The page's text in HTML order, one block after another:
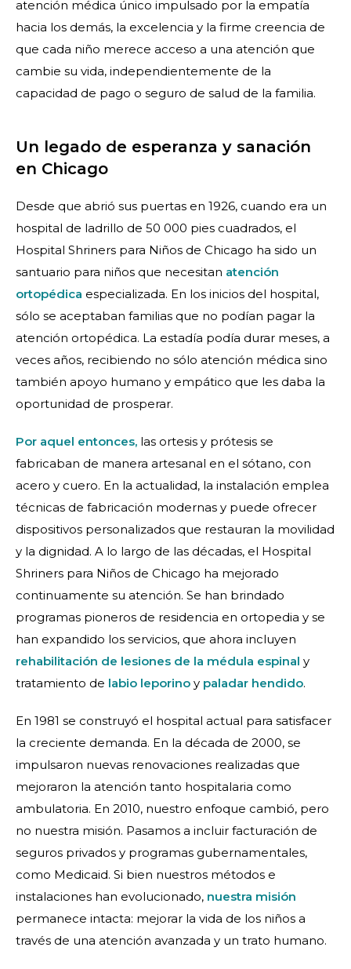
atención médica único impulsado por la empatía
hacia los demás, la excelencia y la firme creencia de
que cada niño merece acceso a una atención que
cambie su vida, independientemente de la
capacidad de pago o seguro de salud de la familia.
Un legado de esperanza y sanación
en Chicago
Desde que abrió sus puertas en 1926, cuando era un
hospital de ladrillo de 50 000 pies cuadrados, el
Hospital Shriners para Niños de Chicago ha sido un
santuario para niños que necesitan atención
ortopédica especializada. En los inicios del hospital,
sólo se aceptaban familias que no podían pagar la
atención ortopédica. La estadía podía durar meses, a
veces años, recibiendo no sólo atención médica sino
también apoyo humano y empático que les daba la
oportunidad de prosperar.
Por aquel entonces, las ortesis y prótesis se
fabricaban de manera artesanal en el sótano, con
acero y cuero. En la actualidad, la instalación emplea
técnicas de fabricación modernas y puede ofrecer
dispositivos personalizados que restauran la movilidad
y la dignidad. A lo largo de las décadas, el Hospital
Shriners para Niños de Chicago ha mejorado
continuamente su atención. Se han brindado
programas pioneros de residencia en ortopedia y se
han expandido los servicios, que ahora incluyen
rehabilitación de lesiones de la médula espinal y
tratamiento de labio leporino y paladar hendido.
En 1981 se construyó el hospital actual para satisfacer
la creciente demanda. En la década de 2000, se
impulsaron nuevas renovaciones realizadas que
mejoraron la atención tanto hospitalaria como
ambulatoria. En 2010, nuestro enfoque cambió, pero
no nuestra misión. Pasamos a incluir facturación de
seguros privados y programas gubernamentales,
como Medicaid. Si bien nuestros métodos e
instalaciones han evolucionado, nuestra misión
permanece intacta: mejorar la vida de los niños a
través de una atención avanzada y un trato humano.